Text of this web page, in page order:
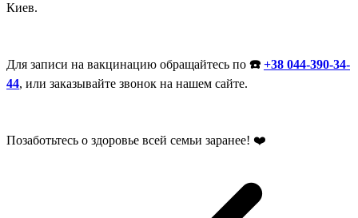
Киев.
Для записи на вакцинацию обращайтесь по ☎️ +38 044-390-34-
44, или заказывайте звонок на нашем сайте.
Позаботьтесь о здоровье всей семьи заранее! ❤️